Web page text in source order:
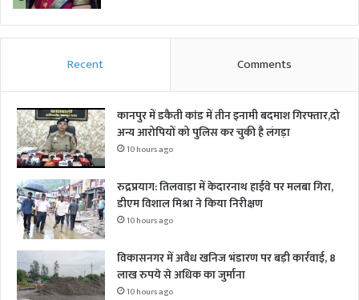
Recent Comments
कानपुर में डकैती कांड में तीन इनामी बदमाश गिरफ्तार,दो
अन्य आरोपियों को पुलिस कर चुकी है लंगड़ा
10 hours ago
रुद्रप्रयाग: तिलवाड़ा में केदारनाथ हाईवे पर मलबा गिरा,
डीएम विशाल मिश्रा ने किया निरीक्षण
10 hours ago
विकासनगर में अवैध खनिज भंडारण पर बड़ी कार्रवाई, 8
लाख रुपये से अधिक का जुर्माना
10 hours ago